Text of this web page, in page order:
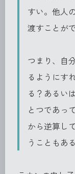
すい。他人
渡すことが
つまり、自
るようにす
る？あるい
とつであっ
から逆算し
うこともあ